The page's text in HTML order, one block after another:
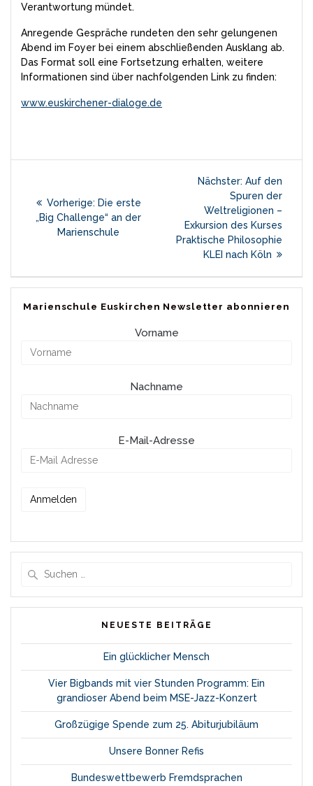
Verantwortung mündet.
Anregende Gespräche rundeten den sehr gelungenen
Abend im Foyer bei einem abschließenden Ausklang ab.
Das Format soll eine Fortsetzung erhalten, weitere
Informationen sind über nachfolgenden Link zu finden:
www.euskirchener-dialoge.de
Beitragsnavigation
Vorherige: Vorheriger
Beitrag:
Die erste
„Big Challenge“ an der
Marienschule
Nächster: Nächster
Beitrag:
Auf den
Spuren der
Weltreligionen –
Exkursion des Kurses
Praktische Philosophie
KLEI nach Köln
Marienschule Euskirchen Newsletter abonnieren
Vorname
Nachname
E-Mail-Adresse
NEUESTE BEITRÄGE
Ein glücklicher Mensch
Vier Bigbands mit vier Stunden Programm: Ein
grandioser Abend beim MSE-Jazz-Konzert
Großzügige Spende zum 25. Abiturjubiläum
Unsere Bonner Refis
Bundeswettbewerb Fremdsprachen